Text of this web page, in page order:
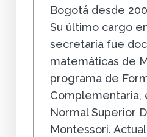
Bogotá desde
Su último cargo
secretaría fue
matemáticas de
programa de
Complementaria,
Normal Superior
Montessori.